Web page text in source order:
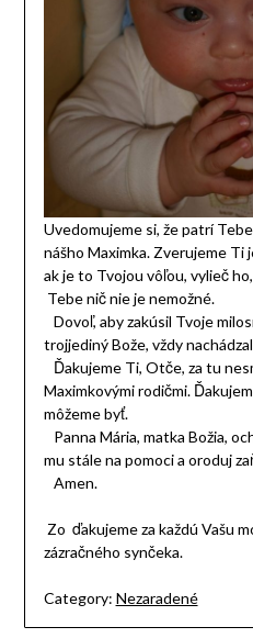
Uvedomujeme si, že patrí
nášho Maximka. Zverujeme Ti
ak je to Tvojou vôľou, vylieč
Tebe nič nie je nemožné.
Dovoľ, aby zakúsil Tvoje
trojjediný Bože, vždy
Ďakujeme Ti, Otče, za tu
Maximkovými rodičmi.
môžeme byť.
Panna Mária, matka Božia,
mu stále na pomoci a oroduj
Amen.
Zo ďakujeme za každú Vašu
zázračného synčeka.
Category: Nezaradené